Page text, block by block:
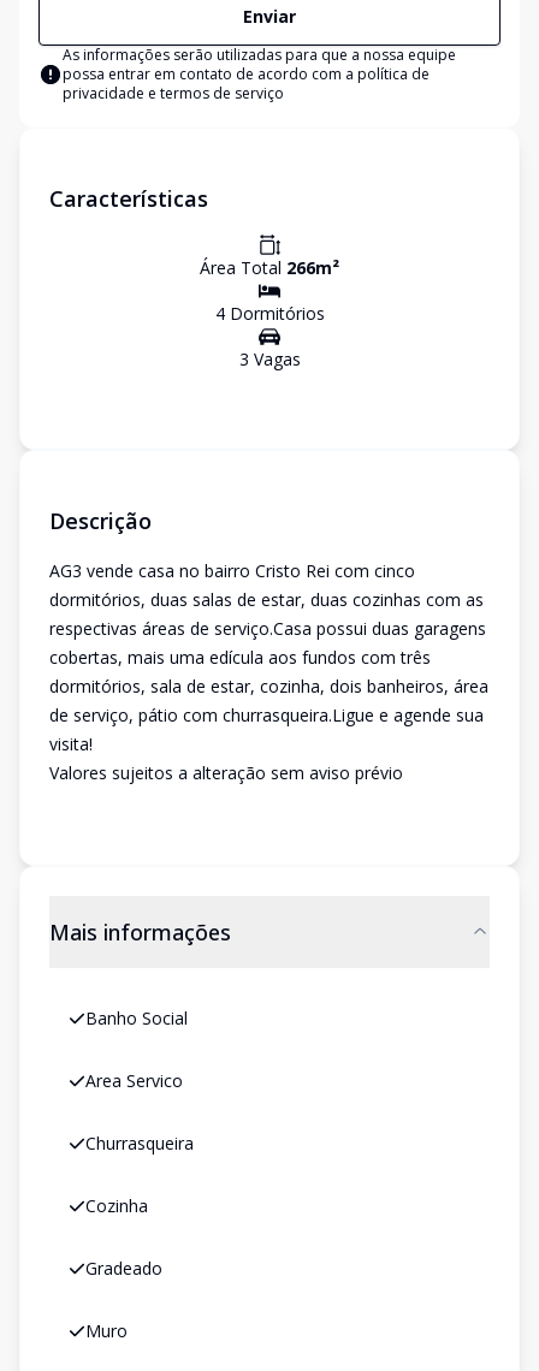
Enviar
As informações serão utilizadas para que a nossa equipe
possa entrar em contato de acordo com a política de
privacidade e termos de serviço
Características
Área Total 266m²
4Dormitórios
3 Vagas
Descrição
AG3 vende casa no bairro Cristo Rei com cinco
dormitórios, duas salas de estar, duas cozinhas com as
respectivas áreas de serviço.Casa possui duas garagens
cobertas, mais uma edícula aos fundos com três
dormitórios, sala de estar, cozinha, dois banheiros, área
de serviço, pátio com churrasqueira.Ligue e agende sua
visita!
Valores sujeitos a alteração sem aviso prévio
Mais informações
Banho Social
Area Servico
Churrasqueira
Cozinha
Gradeado
Muro